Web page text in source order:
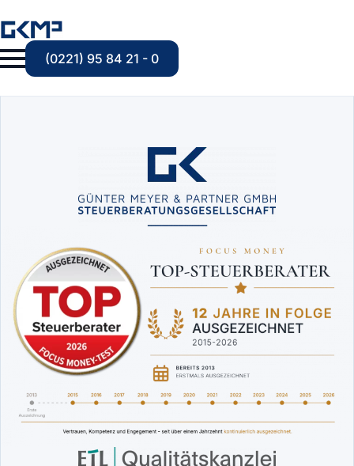
(0221) 95 84 21 - 0